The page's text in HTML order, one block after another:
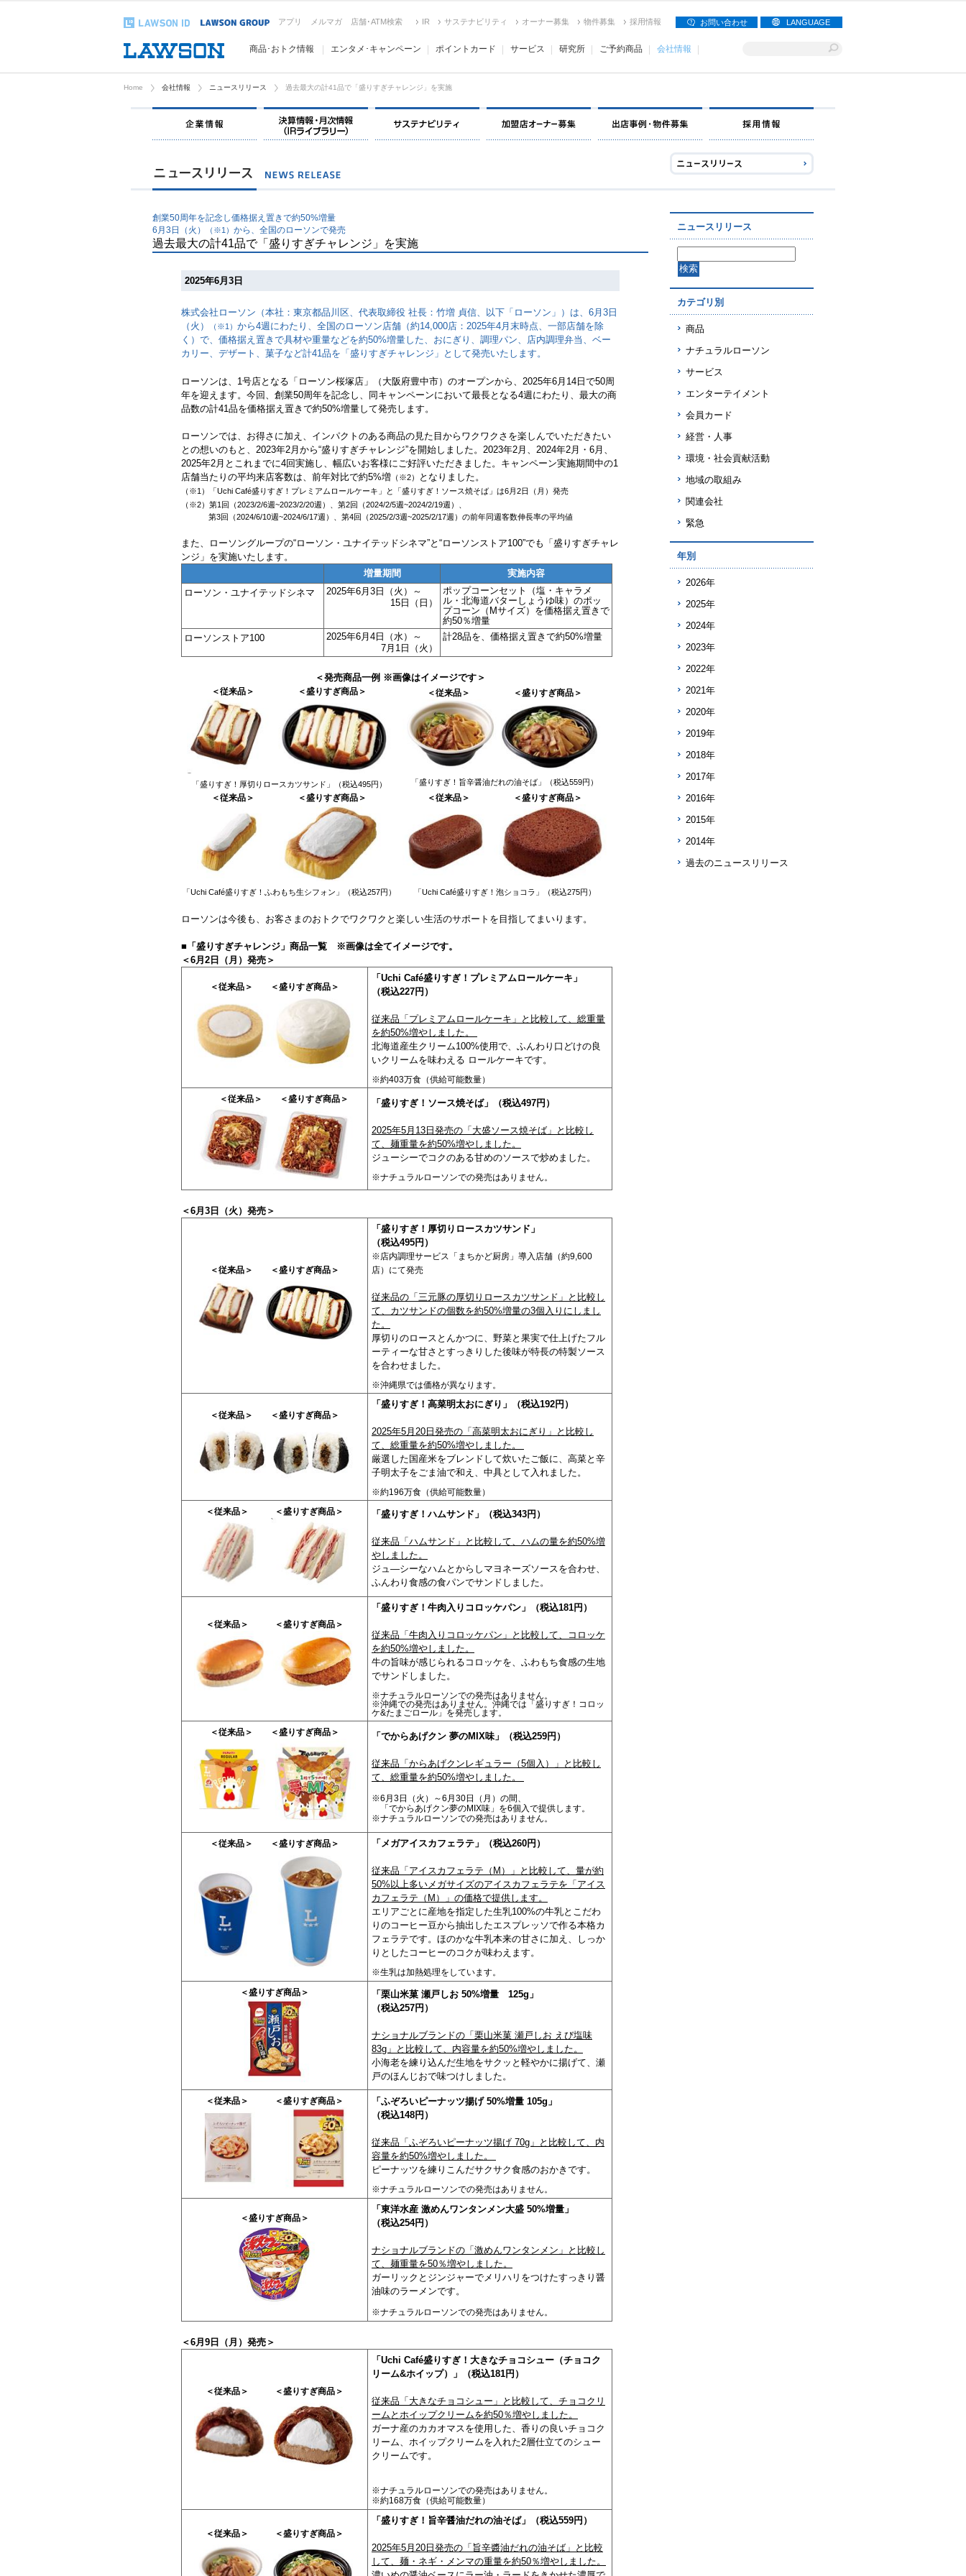
アプリ メルマガ 店舗･ATM検索 IR サステナビリティ オーナー募集 物件募集 採用情報 お問い合わせ LANGUAGE
商品･おトク情報 エンタメ･キャンペーン ポイントカード サービス 研究所 ご予約商品 会社情報
Home 会社情報 ニュースリリース 過去最大の計41品で「盛りすぎチャレンジ」を実施
企業情報
創業50周年を記念し価格据え置きで約50%増量
6月3日（火）
（※1） から、全国のローソンで発売
過去最大の計41品で「盛りすぎチャレンジ」を実施
2025年6月3日
株式会社ローソン（本社：東京都品川区、代表取締役 社長：竹増 貞信、以下「ローソン」）は、6月3日
（火）
（※1） から4週にわたり、全国のローソン店舗（約14,000‬店：2025年4月末時点、一部店舗を除
く）で、価格据え置きで具材や重量などを約50%増量した、おにぎり、調理パン、店内調理弁当、ベー
カリー、デザート、菓子など計41品を「盛りすぎチャレンジ」として発売いたします。
ローソンは、1号店となる「ローソン桜塚店」（大阪府豊中市）のオープンから、2025年6月14日で50周
年を迎えます。今回、創業50周年を記念し、同キャンペーンにおいて最長となる4週にわたり、最大の商
品数の計41品を価格据え置きで約50%増量して発売します。
ローソンでは、お得さに加え、インパクトのある商品の見た目からワクワクさを楽しんでいただきたい
との想いのもと、2023年2月から“盛りすぎチャレンジ”を開始しました。2023年2月、2024年2月・6月、
2025年2月とこれまでに4回実施し、幅広いお客様にご好評いただきました。キャンペーン実施期間中の1
店舗当たりの平均来店客数は、前年対比で約5%増 （※2） となりました。
（※1）「Uchi Café盛りすぎ！プレミアムロールケーキ」と「盛りすぎ！ソース焼そば」は6月2日（月）発売
（※2）第1回（2023/2/6週~2023/2/20週）、第2回（2024/2/5週~2024/2/19週）、
第3回（2024/6/10週~2024/6/17週）、第4回（2025/2/3週~2025/2/17週）の前年同週客数伸長率の平均値
また、ローソングループの“ローソン・ユナイテッドシネマ”と“ローソンストア100”でも「盛りすぎチャレ
ンジ」を実施いたします。
増量期間
実施内容
ローソン・ユナイテッドシネマ
2025年6月3日（火）～
15日（日）
ポップコーンセット（塩・キャラメ
ル・北海道バターしょうゆ味）のポッ
プコーン（Mサイズ）を価格据え置きで
約50％増量
ローソンストア100
2025年6月4日（水）～
7月1日（火）
計28品を、価格据え置きで約50%増量
＜発売商品一例 ※画像はイメージです＞
＜従来品＞ ＜盛りすぎ商品＞
「盛りすぎ！厚切りロースカツサンド」（税込495円）
＜従来品＞ ＜盛りすぎ商品 ＞
「盛りすぎ！旨辛醤油だれの油そば」（税込559円）
＜従来品＞ ＜盛りすぎ商品 ＞
「Uchi Café盛りすぎ！ふわもち生シフォン」（税込257円）
＜従来品＞ ＜盛りすぎ商品 ＞
「Uchi Café盛りすぎ！泡ショコラ」（税込275円）
ローソンは今後も、お客さまのおトクでワクワクと楽しい生活のサポートを目指してまいります。
■ 「盛りすぎチャレンジ」商品一覧 ※画像は全てイメージです。
＜6月2日（月）発売＞
＜従来品＞ ＜盛りすぎ商品＞
「Uchi Café盛りすぎ！プレミアムロールケーキ」
（税込227円）
従来品「プレミアムロールケーキ」と比較して、総重量
を約50%増やしました。
北海道産生クリーム100%使用で、ふんわり口どけの良
いクリームを味わえる ロールケーキです。
※約403万食（供給可能数量）
＜従来品 ＞ ＜盛りすぎ商品＞ 「盛りすぎ！ソース焼そば」（税込497円）
2025年5月13日発売の「大盛ソース焼そば」と比較し
て、麺重量を約50%増やしました。
ジューシーでコクのある甘めのソースで炒めました。
※ナチュラルローソンでの発売はありません。
＜6月3日（火）発売＞
＜従来品＞ ＜盛りすぎ商品＞
「盛りすぎ！厚切りロースカツサンド」
（税込495円）
※店内調理サービス「まちかど厨房」導入店舗（約9,600
店）にて発売
従来品の「三元豚の厚切りロースカツサンド」と比較し
て、カツサンドの個数を約50%増量の3個入りにしまし
た。
厚切りのロースとんかつに、野菜と果実で仕上げたフル
ーティーな甘さとすっきりした後味が特長の特製ソース
を合わせました。
※沖縄県では価格が異なります。
＜従来品＞ ＜盛りすぎ商品＞
「盛りすぎ！高菜明太おにぎり」（税込192円）
2025年5月20日発売の「高菜明太おにぎり」と比較し
て、総重量を約50%増やしました。
厳選した国産米をブレンドして炊いたご飯に、高菜と辛
子明太子をごま油で和え、中具として入れました。
※約196万食（供給可能数量）
＜従来品＞
＜盛りすぎ商品＞ 「盛りすぎ！ハムサンド」（税込343円）
従来品「ハムサンド」と比較して、ハムの量を約50%増
やしました。
ジュ―シーなハムとからしマヨネーズソースを合わせ、
ふんわり食感の食パンでサンドしました。
＜従来品＞ ＜盛りすぎ商品＞
「盛りすぎ！牛肉入りコロッケパン」（税込181円）
従来品「牛肉入りコロッケパン」と比較して、コロッケ
を約50%増やしました。
牛の旨味が感じられるコロッケを、ふわもち食感の生地
でサンドしました。
※ナチュラルローソンでの発売はありません。
※沖縄での発売はありません。沖縄では「盛りすぎ！コロッ
ケ&たまごロール」を発売します。
＜従来品＞
＜盛りすぎ商品＞ 「でからあげクン 夢のMIX味」（税込259円）
従来品「からあげクンレギュラー（5個入）」と比較し
て、総重量を約50%増やしました。
※6月3日（火）～6月30日（月）の間、
「でからあげクン夢のMIX味」を6個入で提供します。
※ナチュラルローソンでの発売はありません。
＜従来品＞ ＜盛りすぎ商品＞ 「メガアイスカフェラテ」（税込260円）
従来品「アイスカフェラテ（M）」と比較して、量が約
50%以上多いメガサイズのアイスカフェラテを「アイス
カフェラテ（M）」の価格で提供します。
エリアごとに産地を指定した生乳100%の牛乳とこだわ
りのコーヒー豆から抽出したエスプレッソで作る本格カ
フェラテです。ほのかな牛乳本来の甘さに加え、しっか
りとしたコーヒーのコクが味わえます。
※生乳は加熱処理をしています。
＜盛りすぎ商品＞
「栗山米菓 瀬戸しお 50%増量 125g」
（税込257円）
ナショナルブランドの「栗山米菓 瀬戸しお えび塩味
83g」と比較して、内容量を約50%増やしました。
小海老を練り込んだ生地をサクッと軽やかに揚げて、瀬
戸のほんじおで味つけしました。
＜従来品＞ ＜盛りすぎ商品＞
「ふぞろいピーナッツ揚げ 50%増量 105g」
（税込148円）
従来品「ふぞろいピーナッツ揚げ 70g」と比較して、内
容量を約50%増やしました。
ピーナッツを練りこんだサクサク食感のおかきです。
※ナチュラルローソンでの発売はありません。
＜盛りすぎ商品＞
「東洋水産 激めんワンタンメン大盛 50%増量」
（税込254円）
ナショナルブランドの「激めんワンタンメン」と比較し
て、麺重量を50％増やしました。
ガーリックとジンジャーでメリハリをつけたすっきり醤
油味のラーメンです。
※ナチュラルローソンでの発売はありません。
＜6月9日（月）発売＞
＜従来品＞ ＜盛りすぎ商品＞
「Uchi Café盛りすぎ！大きなチョコシュー（チョコク
リーム&ホイップ）」（税込181円）
従来品「大きなチョコシュー」と比較して、 チョコクリ
ームとホイップクリームを約50％増やしました。
ガーナ産のカカオマスを使用した、香りの良いチョコク
リーム、ホイップクリームを入れた2層仕立てのシュー
クリームです。
※ナチュラルローソンでの発売はありません。
※約168万食（供給可能数量）
＜従来品＞ ＜盛りすぎ商品＞
「盛りすぎ！旨辛醤油だれの油そば」（税込559円）
2025年5月20日発売の「旨辛醬油だれの油そば」と比較
して、麺・ネギ・メンマの重量を約50％増やしました。
ニュースリリース
カテゴリ別
商品
ナチュラルローソン
サービス
エンターテイメント
会員カード
経営・人事
環境・社会貢献活動
地域の取組み
関連会社
緊急
年別
2026年
2025年
2024年
2023年
2022年
2021年
2020年
2019年
2018年
2017年
2016年
2015年
2014年
過去のニュースリリース